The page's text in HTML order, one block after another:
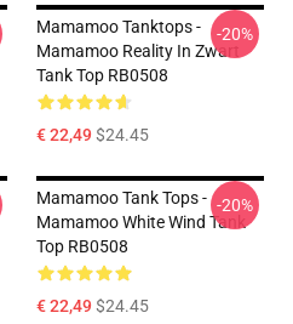
Mamamoo Tanktops -
Mamamoo Reality In Zwart
Tank Top RB0508
€ 22,49$24.45
-20%
Mamamoo Tank Tops -
Mamamoo White Wind Tank
Top RB0508
€ 22,49$24.45
-20%